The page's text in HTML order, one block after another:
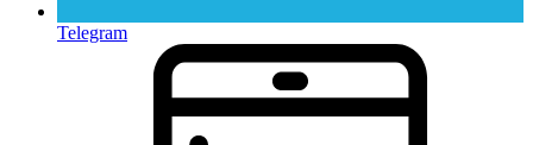
Telegram